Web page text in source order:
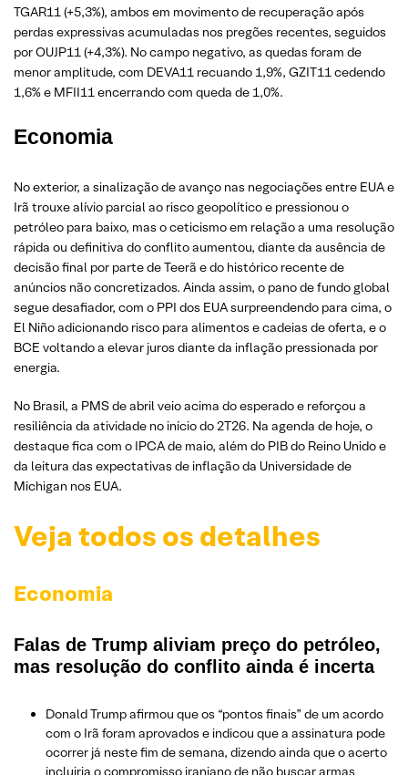
TGAR11 (+5,3%), ambos em movimento de recuperação após
perdas expressivas acumuladas nos pregões recentes, seguidos
por OUJP11 (+4,3%). No campo negativo, as quedas foram de
menor amplitude, com DEVA11 recuando 1,9%, GZIT11 cedendo
1,6% e MFII11 encerrando com queda de 1,0%.
Economia
No exterior, a sinalização de avanço nas negociações entre EUA e
Irã trouxe alívio parcial ao risco geopolítico e pressionou o
petróleo para baixo, mas o ceticismo em relação a uma resolução
rápida ou definitiva do conflito aumentou, diante da ausência de
decisão final por parte de Teerã e do histórico recente de
anúncios não concretizados. Ainda assim, o pano de fundo global
segue desafiador, com o PPI dos EUA surpreendendo para cima, o
El Niño adicionando risco para alimentos e cadeias de oferta, e o
BCE voltando a elevar juros diante da inflação pressionada por
energia.
No Brasil, a PMS de abril veio acima do esperado e reforçou a
resiliência da atividade no início do 2T26. Na agenda de hoje, o
destaque fica com o IPCA de maio, além do PIB do Reino Unido e
da leitura das expectativas de inflação da Universidade de
Michigan nos EUA.
Veja todos os detalhes
Economia
Falas de Trump aliviam preço do petróleo,
mas resolução do conflito ainda é incerta
Donald Trump afirmou que os “pontos finais” de um acordo
com o Irã foram aprovados e indicou que a assinatura pode
ocorrer já neste fim de semana, dizendo ainda que o acerto
incluiria o compromisso iraniano de não buscar armas